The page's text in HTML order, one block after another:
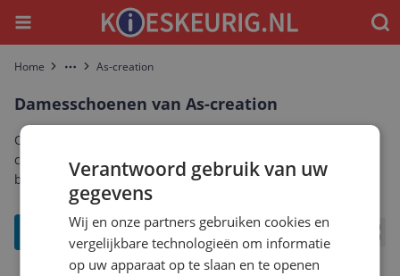
Menu
Home More As-creation
Damesschoenen van As-creation
Ontdek het complete aanbod damesschoenen van As-
creation. Vergelijk prijzen, specificaties en reviews om de
beste As-creation damesschoenen te vinden die bij jou past.
Verantwoord gebruik van uw
gegevens
Wij en onze partners gebruiken cookies en
vergelijkbare technologieën om informatie
op uw apparaat op te slaan en te openen